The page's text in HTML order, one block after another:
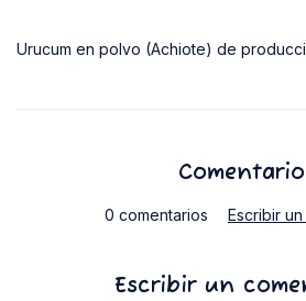
Urucum en polvo (Achiote) de
0 comentarios Escribir
Escribir un